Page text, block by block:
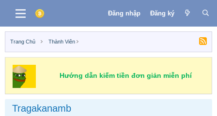
Đăng nhập Đăng ký
Trang Chủ Thành Viên
Hướng dẫn kiếm tiền đơn giản miễn phí
Tragakanamb